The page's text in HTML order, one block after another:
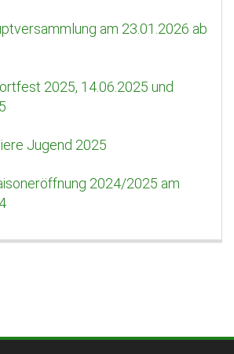
am 23.01.2026 ab
2025, 14.06.2025 und
Jugend 2025
2024/2025 am